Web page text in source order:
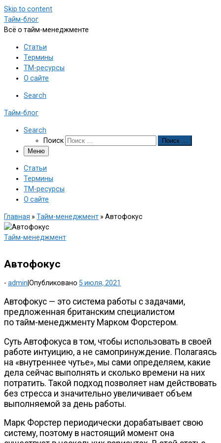
Skip to content
Тайм-блог
Всё о тайм-менеджменте
Статьи
Термины
ТМ-ресурсы
О сайте
Search
Тайм-блог
Search
Поиск
Поиск …
Меню
Статьи
Термины
ТМ-ресурсы
О сайте
Главная » Тайм-менеджмент » Автофокус
Тайм-менеджмент
Автофокус
- admin Опубликовано 5 июля, 2021
Автофокус — это система работы с задачами,
предложенная британским специалистом
по тайм-менеджменту Марком Форстером.
Суть Автофокуса в том, чтобы использовать в своей
работе интуицию, а не самопринуждение. Полагаясь
на «внутреннее чутье», мы сами определяем, какие
дела сейчас выполнять и сколько времени на них
потратить. Такой подход позволяет нам действовать
без стресса и значительно увеличивает объем
выполняемой за день работы.
Марк Форстер периодически дорабатывает свою
систему, поэтому в настоящий момент она